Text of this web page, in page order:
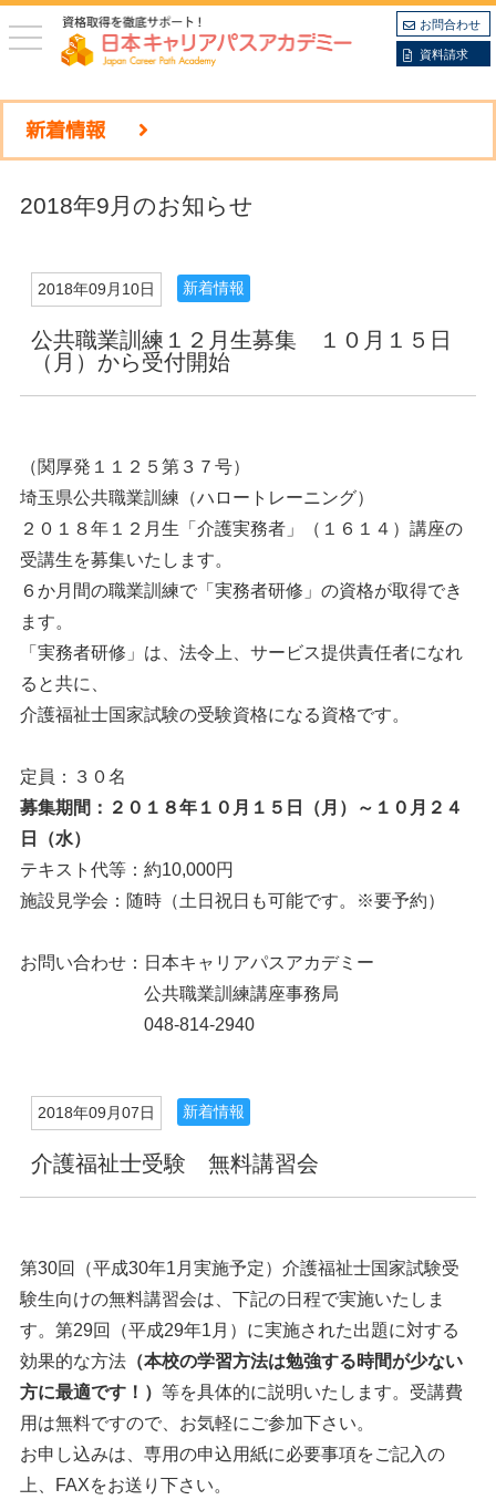
toggle
navigation
お問合わせ
資料請求
新着情報
2018年9月のお知らせ
2018年09月10日 新着情報
公共職業訓練１２月生募集 １０月１５日
（月）から受付開始
（関厚発１１２５第３７号）
埼玉県公共職業訓練（ハロートレーニング）
２０１８年１２月生「介護実務者」（１６１４）講座の
受講生を募集いたします。
６か月間の職業訓練で「実務者研修」の資格が取得でき
ます。
「実務者研修」は、法令上、サービス提供責任者になれ
ると共に、
介護福祉士国家試験の受験資格になる資格です。
定員：３０名
募集期間：２０１８年１０月１５日（月）～１０月２４
日（水）
テキスト代等：約10,000円
施設見学会：随時（土日祝日も可能です。※要予約）
お問い合わせ：日本キャリアパスアカデミー
公共職業訓練講座事務局
048-814-2940
2018年09月07日 新着情報
介護福祉士受験 無料講習会
第30回（平成30年1月実施予定）介護福祉士国家試験受
験生向けの無料講習会は、下記の日程で実施いたしま
す。第29回（平成29年1月）に実施された出題に対する
効果的な方法（本校の学習方法は勉強する時間が少ない
方に最適です！） 等を具体的に説明いたします。受講費
用は無料ですので、お気軽にご参加下さい。
お申し込みは、専用の申込用紙に必要事項をご記入の
上、FAXをお送り下さい。